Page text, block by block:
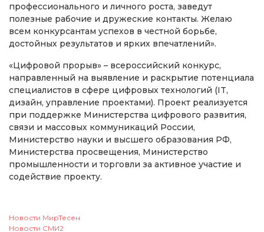
профессионального и личного роста, заведут
полезные рабочие и дружеские контакты. Желаю
всем конкурсантам успехов в честной борьбе,
достойных результатов и ярких впечатлений».
«Цифровой прорыв» – всероссийский конкурс,
направленный на выявление и раскрытие потенциала
специалистов в сфере цифровых технологий (IT,
дизайн, управление проектами). Проект реализуется
при поддержке Министерства цифрового развития,
связи и массовых коммуникаций России,
Министерство науки и высшего образования РФ,
Министерства просвещения, Министерство
промышленности и торговли за активное участие и
содействие проекту.
Новости МирТесен
Новости СМИ2